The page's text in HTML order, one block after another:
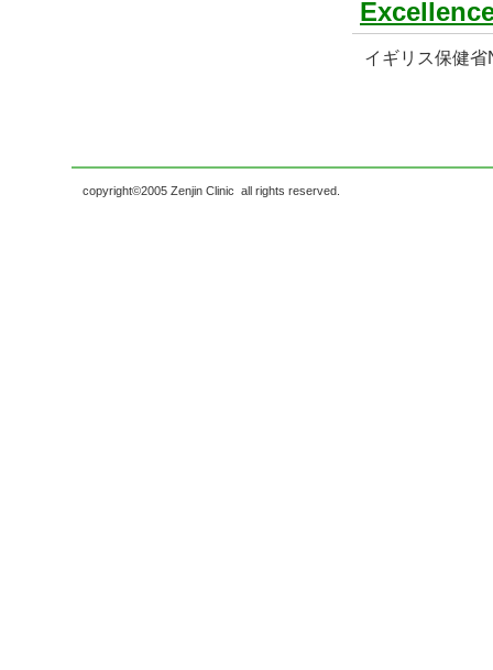
イギリス保健
copyright©2005 Zenjin Clinic all rights reserved.